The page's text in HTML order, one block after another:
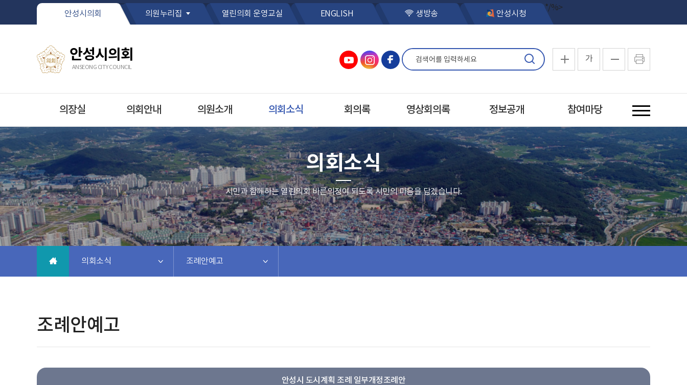
본문바로가기
안성시의회
의원누리집
*/%>
열린의회 운영교실 ENGLISH 생방송 안성시청
안성시의회
ANSEONG CITY COUNCIL
가
의장실 의회안내 의원소개 의회소식 회의록 영상회의록 정보공개 참여마당
의회소식
시민과 함께하는 열린의회 바른의정이 되도록 시민의 마음을 담겠습니다.
의회소식 조례안예고
조례안예고
안성시 도시계획 조례 일부개정조례안